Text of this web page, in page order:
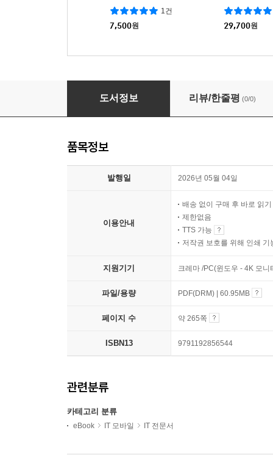
1건
7,500원 29,700원
하네스 엔지니어링 백과사전
도서정보 리뷰/한줄평 (0/0)
품목정보
발행일 2026년 05월 04일
이용안내
배송 없이 구매 후 바로 읽기
제한없음
TTS 가능
저작권 보호를 위해 인쇄 기
지원기기 크레마 /PC(윈도우 - 4K 모
파일/용량 PDF(DRM) | 60.95MB
페이지 수 약 265쪽
ISBN13 9791192856544
관련분류
카테고리 분류
eBook IT 모바일 IT 전문서